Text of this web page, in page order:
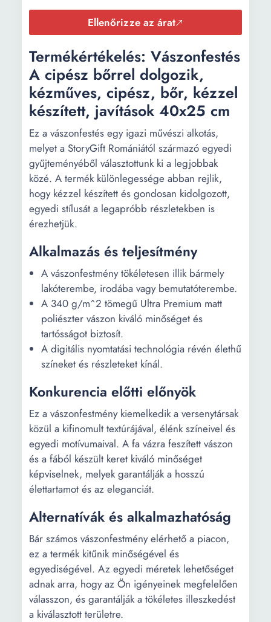
Ellenőrizze az árat
Termékértékelés: Vászonfestés
A cipész bőrrel dolgozik,
kézműves, cipész, bőr, kézzel
készített, javítások 40x25 cm
Ez a vászonfestés egy igazi művészi alkotás,
melyet a StoryGift Romániától származó egyedi
gyűjteményéből választottunk ki a legjobbak
közé. A termék különlegessége abban rejlik,
hogy kézzel készített és gondosan kidolgozott,
egyedi stílusát a legapróbb részletekben is
érezhetjük.
Alkalmazás és teljesítmény
A vászonfestmény tökéletesen illik bármely
lakóterembe, irodába vagy bemutatóterembe.
A 340 g/m^2 tömegű Ultra Premium matt
poliészter vászon kiváló minőséget és
tartósságot biztosít.
A digitális nyomtatási technológia révén élethű
színeket és részleteket kínál.
Konkurencia előtti előnyök
Ez a vászonfestmény kiemelkedik a versenytársak
közül a kifinomult textúrájával, élénk színeivel és
egyedi motívumaival. A fa vázra feszített vászon
és a fából készült keret kiváló minőséget
képviselnek, melyek garantálják a hosszú
élettartamot és az eleganciát.
Alternatívák és alkalmazhatóság
Bár számos vászonfestmény elérhető a piacon,
ez a termék kitűnik minőségével és
egyediségével. Az egyedi méretek lehetőséget
adnak arra, hogy az Ön igényeinek megfelelően
válasszon, és garantálják a tökéletes illeszkedést
a kiválasztott területre.